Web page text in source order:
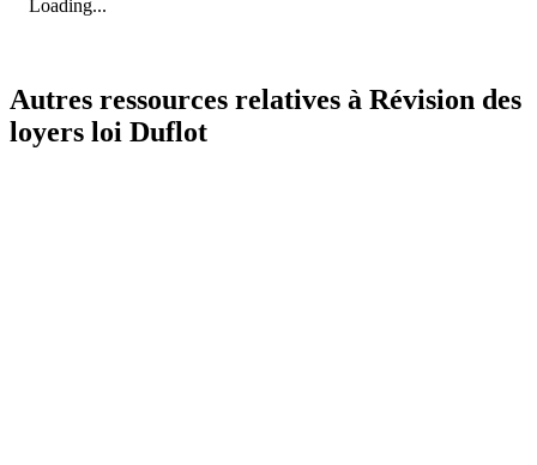
Loading...
Autres ressources relatives à Révision des
loyers loi Duflot